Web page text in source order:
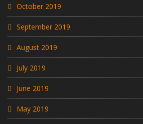
October 2019
September 2019
August 2019
July 2019
June 2019
May 2019